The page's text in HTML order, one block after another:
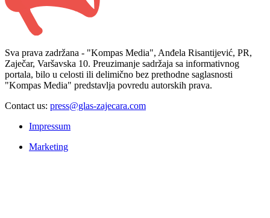
Sva prava zadržana - "Kompas Media", Anđela Risantijević, PR,
Zaječar, Varšavska 10. Preuzimanje sadržaja sa informativnog
portala, bilo u celosti ili delimično bez prethodne saglasnosti
"Kompas Media" predstavlja povredu autorskih prava.
Contact us: press@glas-zajecara.com
Impressum
Marketing